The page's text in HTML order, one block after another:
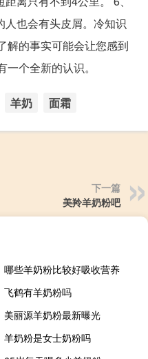
也会有头皮屑。冷知识
解的事实可能会让您感到
个全新的认识。
羊奶 面霜
下一篇
美羚羊奶粉吧
哪些羊奶粉比较好吸收营养
飞鹤有羊奶粉吗
美丽源羊奶粉最新曝光
羊奶粉是女士奶粉吗